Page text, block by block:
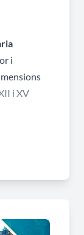
i
i XV